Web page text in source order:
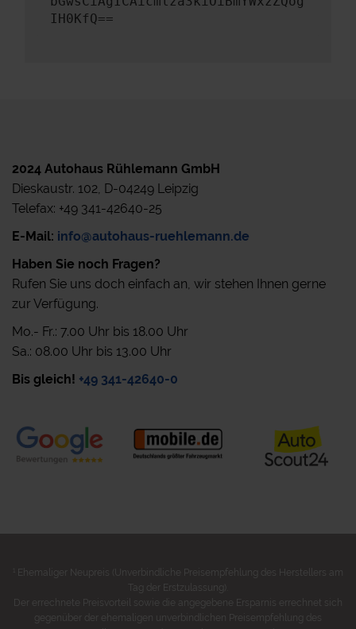
IH0KfQ==
2024 Autohaus Rühlemann GmbH
Dieskaustr. 102, D-04249 Leipzig
Telefax: +49 341-42640-25
E-Mail: info@autohaus-ruehlemann.de
Haben Sie noch Fragen?
Rufen Sie uns doch einfach an, wir stehen Ihnen gerne
zur Verfügung.
Mo.- Fr.: 7.00 Uhr bis 18.00 Uhr
Sa.: 08.00 Uhr bis 13.00 Uhr
Bis gleich! +49 341-42640-0
Ehemaliger Neupreis (Unverbindliche Preisempfehlung des Herstellers am
Tag der Erstzulassung).
Der errechnete Preisvorteil sowie die angegebene Ersparnis errechnet sich
gegenüber der ehemaligen unverbindlichen Preisempfehlung des